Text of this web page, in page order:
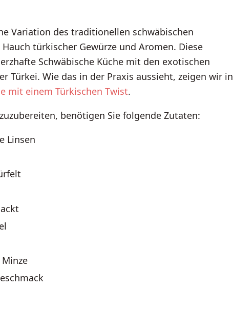
Variation des traditionellen schwäbischen
türkischer Gewürze und Aromen. Diese
Schwäbische Küche mit den exotischen
Türkei. Wie das in der Praxis aussieht, zeigen wir in
mit einem Türkischen Twist.
benötigen Sie folgende Zutaten:
Linsen